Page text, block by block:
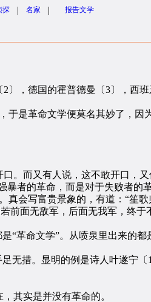
探 | 名家 | 报告文学
，德国的霍普德曼〔3〕，西班
是革命文学便莫名其妙了，因
。而又有人说，这不敢开口，又
者的革命，而是对于失败者的革
会写富贵景象的，有道：“笙
前面无敌军，后面无我军，终于
革命文学”。从喷泉里出来的都
无措。显明的例是诗人叶遂宁〔
其实是并没有革命的。